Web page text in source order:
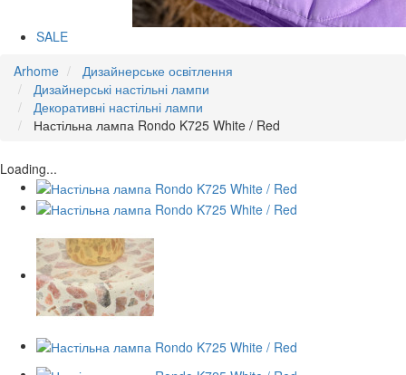
SALE
Arhome
Дизайнерське освітлення
Дизайнерські настільні лампи
Декоративні настільні лампи
Настільна лампа Rondo K725 White / Red
Loading...